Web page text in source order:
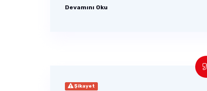
Devamını Oku
Şikayet